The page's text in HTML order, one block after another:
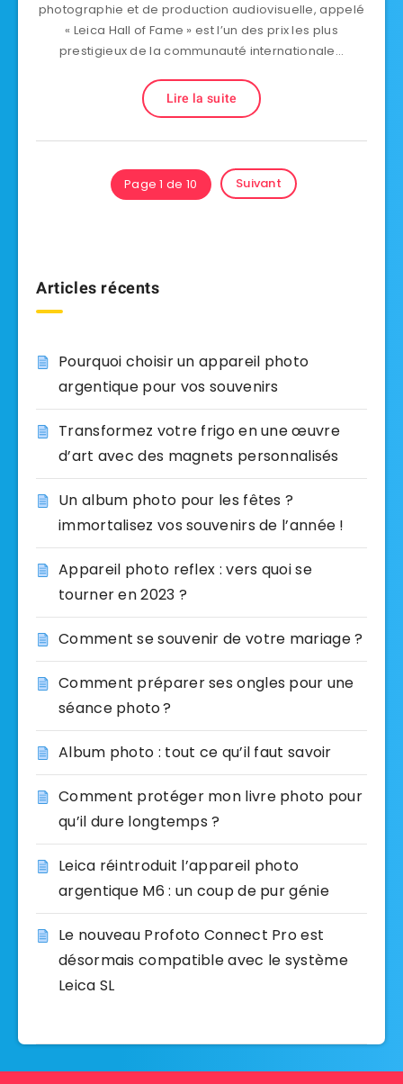
photographie et de production audiovisuelle, appelé
« Leica Hall of Fame » est l’un des prix les plus
prestigieux de la communauté internationale…
Lire la suite
Page 1 de 10 Suivant
Articles récents
Pourquoi choisir un appareil photo
argentique pour vos souvenirs
Transformez votre frigo en une œuvre
d’art avec des magnets personnalisés
Un album photo pour les fêtes ?
immortalisez vos souvenirs de l’année !
Appareil photo reflex : vers quoi se
tourner en 2023 ?
Comment se souvenir de votre mariage ?
Comment préparer ses ongles pour une
séance photo ?
Album photo : tout ce qu’il faut savoir
Comment protéger mon livre photo pour
qu’il dure longtemps ?
Leica réintroduit l’appareil photo
argentique M6 : un coup de pur génie
Le nouveau Profoto Connect Pro est
désormais compatible avec le système
Leica SL